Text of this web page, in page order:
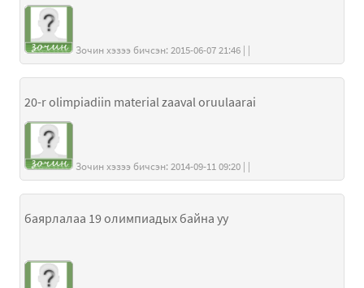
Зочин хэзээ бичсэн: 2015-06-07 21:46 | |
20-r olimpiadiin material zaaval oruulaarai
Зочин хэзээ бичсэн: 2014-09-11 09:20 | |
баярлалаа 19 олимпиадых байна уу